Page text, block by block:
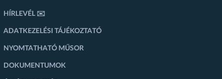
HÍRLEVÉL ✉️
ADATKEZELÉSI TÁJÉKOZTATÓ
NYOMTATHATÓ MŰSOR
DOKUMENTUMOK